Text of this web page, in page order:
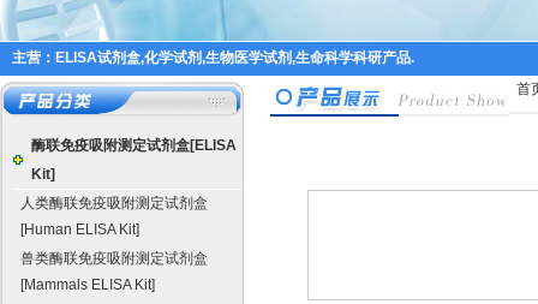
主营：ELISA试剂盒,化学试剂,生物医学试剂,生命科学科研产品.
酶联免疫吸附测定试剂盒[ELISA
Kit]
人类酶联免疫吸附测定试剂盒
[Human ELISA Kit]
兽类酶联免疫吸附测定试剂盒
[Mammals ELISA Kit]
首